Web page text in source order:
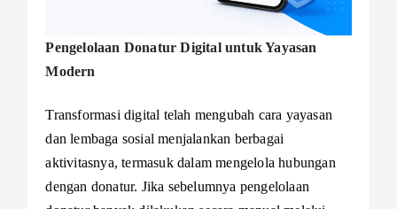
Pengelolaan Donatur Digital untuk Yayasan
Modern
Transformasi digital telah mengubah cara yayasan
dan lembaga sosial menjalankan berbagai
aktivitasnya, termasuk dalam mengelola hubungan
dengan donatur. Jika sebelumnya pengelolaan